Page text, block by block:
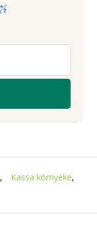
, Kassa környéke,